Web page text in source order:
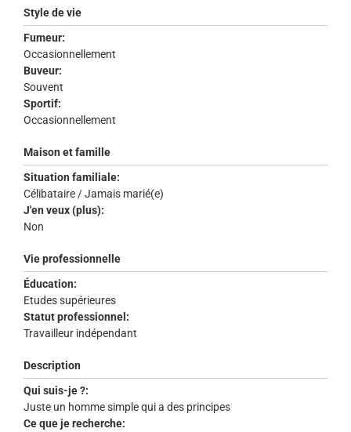
Style de vie
Fumeur:
Occasionnellement
Buveur:
Souvent
Sportif:
Occasionnellement
Maison et famille
Situation familiale:
Célibataire / Jamais marié(e)
J'en veux (plus):
Non
Vie professionnelle
Éducation:
Etudes supérieures
Statut professionnel:
Travailleur indépendant
Description
Qui suis-je ?:
Juste un homme simple qui a des principes
Ce que je recherche: